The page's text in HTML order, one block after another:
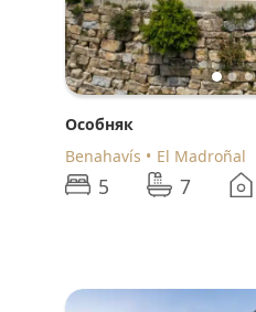
Особняк
Benahavís
El Madroñal
5 7